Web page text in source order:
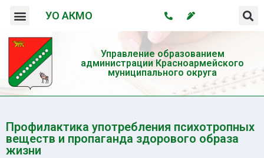
УО АКМО
Управление образованием
администрации Красноармейского
муниципального округа
Профилактика употребления психотропных
веществ и пропаганда здорового образа
жизни